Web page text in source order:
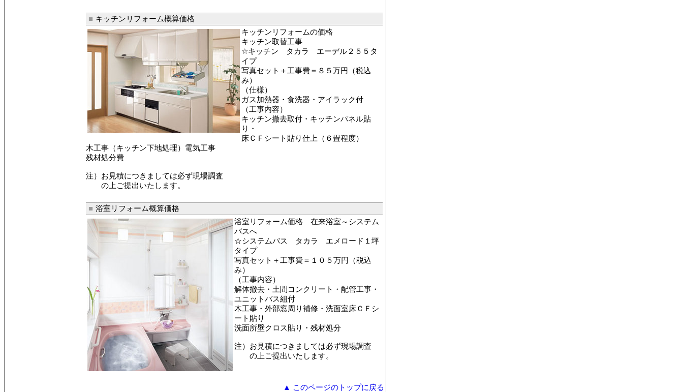
■ キッチンリフォーム概算価格
キッチンリフォームの価格
キッチン取替工事
☆キッチン タカラ エーデル２５５タ
イプ
写真セット＋工事費＝８５万円（税込
み）
（仕様）
ガス加熱器・食洗器・アイラック付
（工事内容）
キッチン撤去取付・キッチンパネル貼
り・
床ＣＦシート貼り仕上（６畳程度）
木工事（キッチン下地処理）電気工事
残材処分費
注）お見積につきましては必ず現場調査
の上ご提出いたします。
■ 浴室リフォーム概算価格
浴室リフォーム価格 在来浴室～システム
バスへ
☆システムバス タカラ エメロード１坪
タイプ
写真セット＋工事費＝１０５万円（税込
み）
（工事内容）
解体撤去・土間コンクリート・配管工事・
ユニットバス組付
木工事・外部窓周り補修・洗面室床ＣＦシ
ート貼り
洗面所壁クロス貼り・残材処分
注）お見積につきましては必ず現場調査
の上ご提出いたします。
▲ このページのトップに戻る